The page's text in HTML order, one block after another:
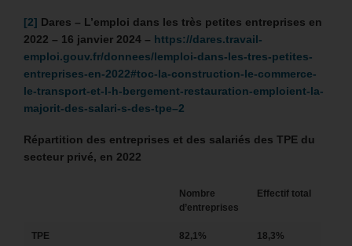
[2] Dares – L’emploi dans les très petites entreprises en
2022 – 16 janvier 2024 – https://dares.travail-
emploi.gouv.fr/donnees/lemploi-dans-les-tres-petites-
entreprises-en-2022#toc-la-construction-le-commerce-
le-transport-et-l-h-bergement-restauration-emploient-la-
majorit-des-salari-s-des-tpe–2
Répartition des entreprises et des salariés des TPE du
secteur privé, en 2022
Nombre
d’entreprises
Effectif total
TPE 82,1% 18,3%